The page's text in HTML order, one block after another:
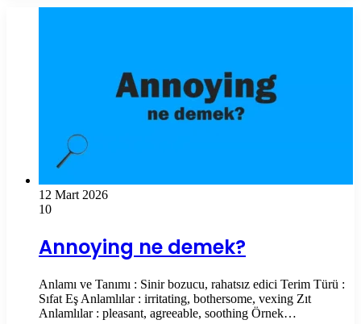
12 Mart 2026
10
Annoying ne demek?
Anlamı ve Tanımı : Sinir bozucu, rahatsız edici Terim Türü :
Sıfat Eş Anlamlılar : irritating, bothersome, vexing Zıt
Anlamlılar : pleasant, agreeable, soothing Örnek…